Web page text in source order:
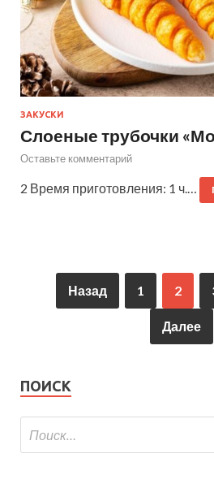
ЗАКУСКИ
Слоеные трубочки
Оставьте комментарий
2 Время приготовления: 1 ч.…
Назад 1 2
Далее
ПОИСК